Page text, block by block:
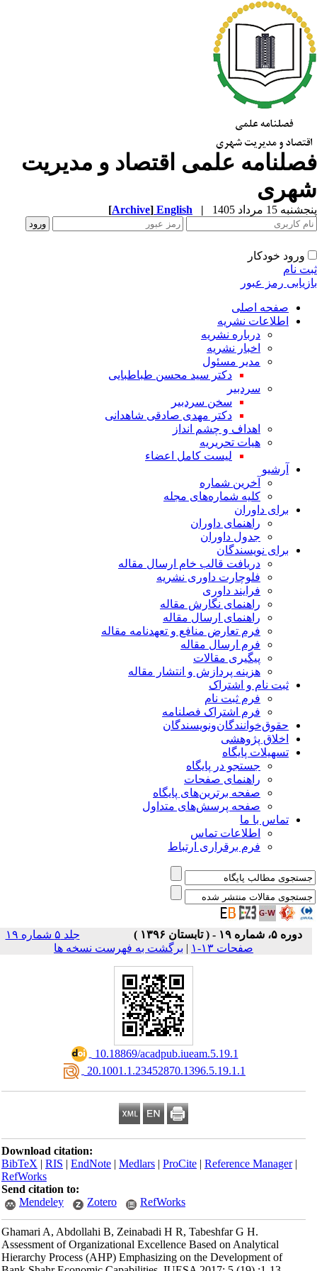
علمی اقتصاد و مدیریت
15 مرداد 1405 |
English
[Archive]
ورود خودکار
نام
رمز عبور
صفحه اصلی
اطلاعات نشریه
درباره نشریه
اخبار نشریه
مدیر مسئول
دکتر سید محسن طباطبایی
سردبیر
سخن سردبیر
دکتر مهدی صادقی شاهدانی
اهداف و چشم انداز
هیات تحریریه
لیست کامل اعضاء
آرشیو
آخرین شماره
کلیه شماره‌های مجله
برای داوران
راهنمای داوران
جدول داوران
برای نویسندگان
دریافت قالب خام ارسال مقاله
فلوچارت داوری نشریه
فرایند داوری
راهنمای نگارش مقاله
راهنمای ارسال مقاله
فرم تعارض منافع و تعهدنامه مقاله
فرم ارسال مقاله
پیگیری مقالات
هزینه پردازش و انتشار مقاله
ثبت نام و اشتراک
فرم ثبت نام
فرم اشتراک فصلنامه
حقوق‌خوانندگان‌و‌نویسندگان
اخلاق پژوهشی
تسهیلات پایگاه
جستجو در پایگاه
راهنمای صفحات
صفحه برترین‌های پایگاه
صفحه پرسش‌های متداول
تماس با ما
اطلاعات تماس
فرم برقراری ارتباط
دوره ۵، شماره ۱۹ - ( تابستان ۱۳۹۶ )
جلد ۵ شماره ۱۹
صفحات ۱۳-۱
| برگشت به فهرست نسخه ها
‎ 10.18869/acadpub.iueam.5.19.1
‎ 20.1001.1.23452870.1396.5.19.1.1
Download citation:
BibTeX|RIS|EndNote|Medlars|ProCite|Reference Manager
RefWorks
Send citation to:
Mendeley
Zotero RefWorks
Ghamari A, Abdollahi B, Zeinabadi H R, Tabeshfar G H.
Assessment of Organizational Excellence Based on Analytical
Hierarchy Process (AHP) Emphasizing on the Development of